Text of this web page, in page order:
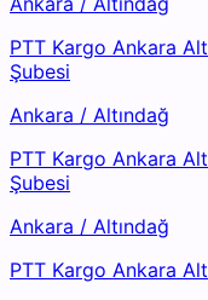
PTT Kargo Ankara
Şubesi
Ankara / Altındağ
PTT Kargo Ankara
Şubesi
Ankara / Altındağ
PTT Kargo Ankara